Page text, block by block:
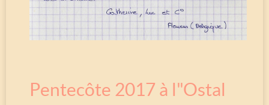
Pentecôte 2017 à l"Ostal